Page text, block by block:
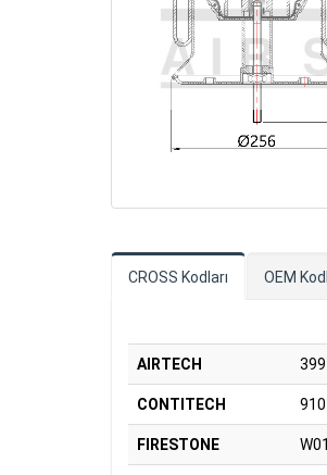
CROSS Kodları OEM
AIRTECH
CONTITECH
FIRESTONE